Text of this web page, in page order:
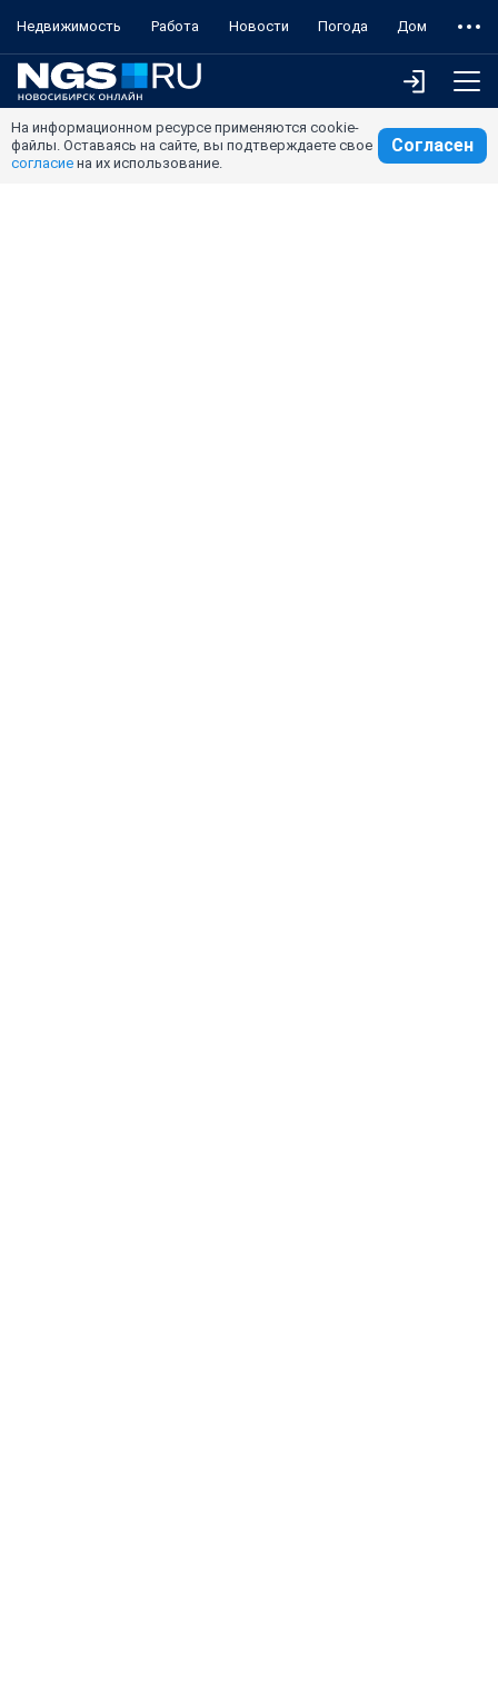
Недвижимость Работа Новости Погода Дом
На информационном ресурсе применяются cookie-
файлы. Оставаясь на сайте, вы подтверждаете свое
согласие на их использование.
Согласен